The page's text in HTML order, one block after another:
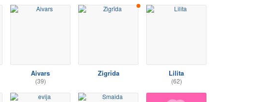
Aivars
(39)
Zigrīda Lilita
(62)